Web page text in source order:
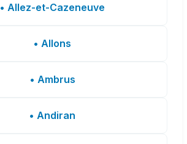
• Allez-et-Cazeneuve
• Allons
• Ambrus
• Andiran